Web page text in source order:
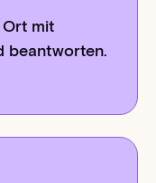
mit
beantworten.